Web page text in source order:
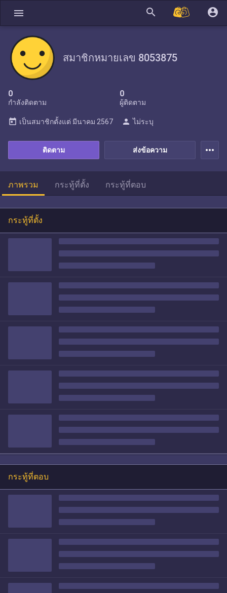
menu search account_circle
สมาชิกหมายเลข 8053875
0
กำลังติดตาม
0
ผู้ติดตาม
ส่งข้อความ
ติดตาม
today เป็นสมาชิกตั้งแต่ มีนาคม 2567 person ไม่ระบุ
more_horiz
ภาพรวม กระทู้ที่ตั้ง กระทู้ที่ตอบ
กระทู้ที่ตั้ง
กระทู้ที่ตอบ